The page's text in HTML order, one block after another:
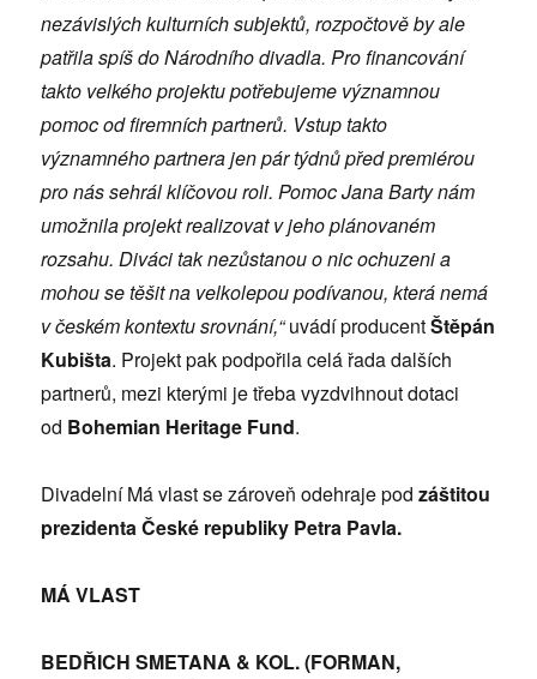
nezávislých kulturních subjektů, rozpočtově by ale
patřila spíš do Národního divadla. Pro financování
takto velkého projektu potřebujeme významnou
pomoc od firemních partnerů. Vstup takto
významného partnera jen pár týdnů před premiérou
pro nás sehrál klíčovou roli. Pomoc Jana Barty nám
umožnila projekt realizovat v jeho plánovaném
rozsahu. Diváci tak nezůstanou o nic ochuzeni a
mohou se těšit na velkolepou podívanou, která nemá
v českém kontextu srovnání,“uvádí producentŠtěpán
Kubišta. Projekt pak podpořila celá řada dalších
partnerů, mezi kterými je třeba vyzdvihnout dotaci
od Bohemian Heritage Fund.
Divadelní Má vlast se zároveň odehraje podzáštitou
prezidenta České republiky Petra Pavla.
MÁ VLAST
BEDŘICH SMETANA & KOL. (FORMAN,